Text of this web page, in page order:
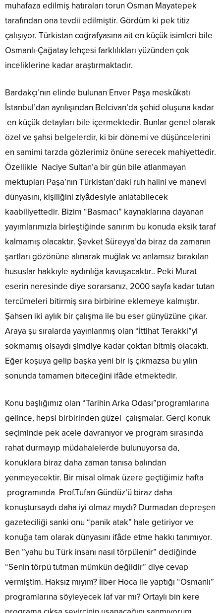
muhafaza edilmiş hatıraları torun Osman Mayatepek
tarafından ona tevdii edilmiştir. Gördüm ki pek titiz
çalışıyor. Türkistan coğrafyasına ait en küçük isimleri bile
Osmanlı-Çağatay lehçesi farklılıkları yüzünden çok
inceliklerine kadar araştırmaktadır.
Bardakçı’nın elinde bulunan Enver Paşa meskûkatı
İstanbul’dan ayrılışından Belcivan’da şehid oluşuna kadar
en küçük detayları bile içermektedir. Bunlar genel olarak
özel ve şahsi belgelerdir, ki bir dönemi ve düşüncelerini
en samimi tarzda gözlerimiz önüne serecek mahiyettedir.
Özellikle Naciye Sultan’a bir gün bile atlanmayan
mektupları Paşa’nın Türkistan’daki ruh halini ve manevi
dünyasını, kişiliğini ziyâdesiyle anlatabilecek
kaabiliyettedir. Bizim “Basmacı” kaynaklarına dayanan
yayımlarımızla birleştiğinde sanırım bu konuda eksik taraf
kalmamış olacaktır. Şevket Süreyya’da biraz da zamanın
şartları gözönüne alınarak muğlak ve anlamsız bırakılan
hususlar hakkıyle aydınlığa kavuşacaktır.. Peki Murat
eserin neresinde diye sorarsanız, 2000 sayfa kadar tutan
tercümeleri bitirmiş sıra birbirine eklemeye kalmıştır.
Şahsen iki aylık bir çalışma ile bu eser günyüzüne çıkar.
Araya şu sıralarda yayınlanmış olan “İttihat Terakki”yi
sokmamış olsaydı şimdiye kadar çoktan bitmiş olacaktı.
Eğer koşuya gelip başka yeni bir iş çıkmazsa bu yılın
sonunda tamamen biteceğini ifâde etmektedir.
Konu başlığımız olan “Tarihin Arka Odası”programlarına
gelince, hepsi birbirinden güzel çalışmalar. Gerçi konuk
seçiminde pek acele davranıyor ve program sırasında
rahat durmayıp müdahalelerde bulunuyorsa da,
konuklara biraz daha zaman tanısa balından
yenmeyecektir. Bir misal olmak üzere geçtiğimiz hafta
programında Prof.Tufan Gündüz’ü biraz daha
konuştursaydı daha iyi olmaz mıydı? Durmadan depreşen
gazeteciliği sanki onu “panik atak” hale getiriyor ve
konuğa tam olarak dünyasını ifâde etme hakkı tanımıyor.
Ben ”yahu bu Türk insanı nasıl törpülenir” dediğinde
“Senin törpü tutman mümkün değildir” diye cevap
vermiştim. Haksız mıyım? İlber Hoca ile yaptığı “Osmanlı”
programlarına söyleyecek laf var mı? Ortaylı bin kere